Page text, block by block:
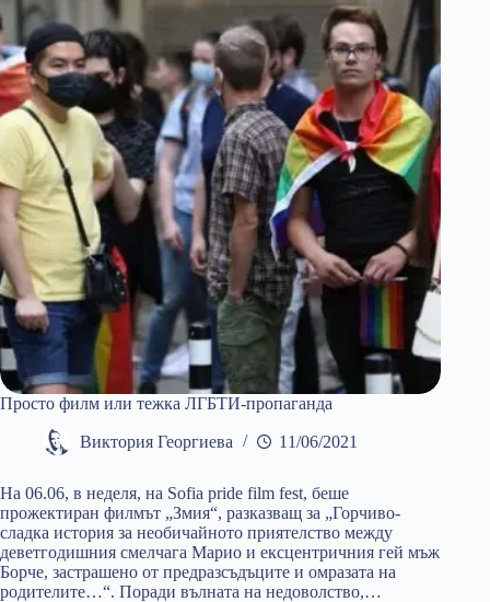
България
без
комунизма:
Изгубената
естетика
Просто филм или тежка ЛГБТИ-пропаганда
Виктория Георгиева 11/06/2021
На 06.06, в неделя, на Sofia pride film fest, бeше
прожектиран филмът „Змия“, разказващ за „Горчиво-
сладка история за необичайното приятелство между
деветгодишния смелчага Марио и ексцентричния гей мъж
Борче, застрашено от предразсъдъците и омразата на
родителите…“. Поради вълната на недоволство,…